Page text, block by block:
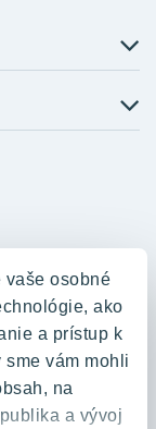
vaše osobné
ako
a prístup k
vám mohli
na
a vývoj